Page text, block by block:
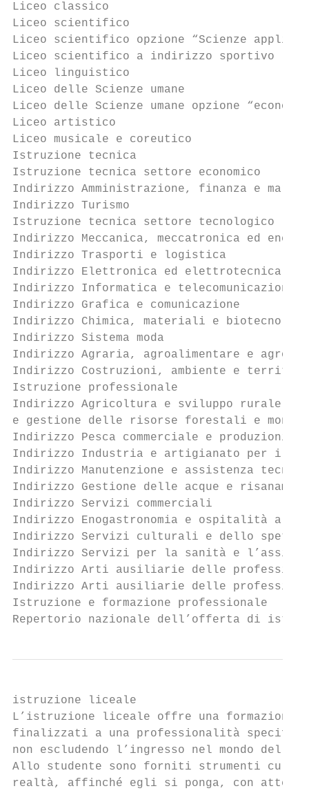
Liceo classico											 8
Liceo scientifico										10
Liceo scientifico opzione “Scienze applicate”
Liceo scientifico a indirizzo sportivo								15
Liceo linguistico										16
Liceo delle Scienze umane									18
Liceo delle Scienze umane opzione “economico-
Liceo artistico											22
Liceo musicale e coreutico									25
Istruzione tecnica										27
Istruzione tecnica settore economico								28
Indirizzo Amministrazione, finanza e marketing
Indirizzo Turismo										31
Istruzione tecnica settore tecnologico								33
Indirizzo Meccanica, meccatronica ed energia
Indirizzo Trasporti e logistica									35
Indirizzo Elettronica ed elettrotecnica								37
Indirizzo Informatica e telecomunicazioni							39
Indirizzo Grafica e comunicazione								41
Indirizzo Chimica, materiali e biotecnologie
Indirizzo Sistema moda										45
Indirizzo Agraria, agroalimentare e agroindustria
Indirizzo Costruzioni, ambiente e territorio
Istruzione professionale									51
Indirizzo Agricoltura e sviluppo rurale,
e gestione delle risorse forestali e montane
Indirizzo Pesca commerciale e produzioni ittiche
Indirizzo Industria e artigianato per il Made in Italy
Indirizzo Manutenzione e assistenza tecnica							56
Indirizzo Gestione delle acque e risanamento ambientale
Indirizzo Servizi commerciali									59
Indirizzo Enogastronomia e ospitalità alberghiera
Indirizzo Servizi culturali e dello spettacolo
Indirizzo Servizi per la sanità e l’assistenza sociale
Indirizzo Arti ausiliarie delle professioni sanitarie
Indirizzo Arti ausiliarie delle professioni sanitarie
Istruzione e formazione professionale							67
istruzione liceale
L’istruzione liceale offre una formazione
finalizzati a una professionalità
non escludendo l’ingresso nel mondo del
Allo studente sono forniti strumenti
realtà, affinché egli si ponga, con